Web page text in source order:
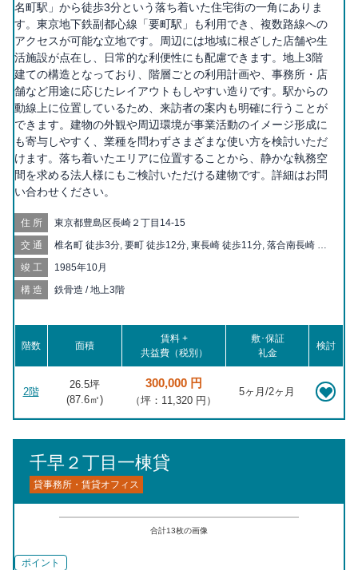
名町駅」から徒歩3分という落ち着いた住宅街の一角にありま
す。東京地下鉄副都心線「要町駅」も利用でき、複数路線への
アクセスが可能な立地です。周辺には地域に根ざした店舗や生
活施設が点在し、日常的な利便性にも配慮できます。地上3階
建ての構造となっており、階層ごとの利用計画や、事務所・店
舗など用途に応じたレイアウトもしやすい造りです。駅からの
動線上に位置しているため、来訪者の案内も明確に行うことが
できます。建物の外観や周辺環境が事業活動のイメージ形成に
も寄与しやすく、業種を問わずさまざまな使い方を検討いただ
けます。落ち着いたエリアに位置することから、静かな執務空
間を求める法人様にもご検討いただける建物です。詳細はお問
い合わせください。
住所 東京都豊島区長崎２丁目14-15
交通
椎名町 徒歩3分, 要町 徒歩12分, 東長崎 徒歩11分, 落合南長崎 徒
歩18分, 中井 徒歩20分
竣工 1985年10月
構造 鉄骨造 / 地上3階
階数 面積
賃料 +
共益費（税別）
敷･保証
礼金
検討
2階
26.5坪
(87.6㎡)
300,000 円
（坪：11,320 円）
5ヶ月/2ヶ月
千早２丁目一棟貸
貸事務所・賃貸オフィス
合計13枚の画像
ポイント